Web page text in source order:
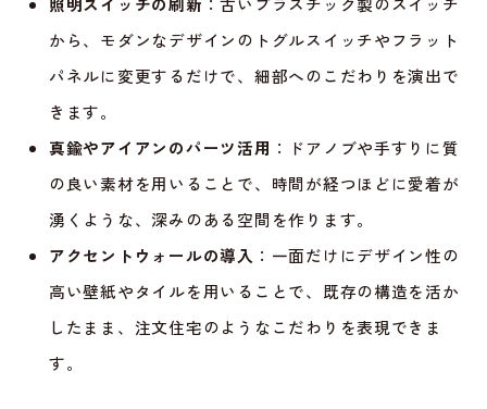
から、モダンなデザインのトグルスイッチやフラット
パネルに変更するだけで、細部へのこだわりを演出で
きます。
真鍮やアイアンのパーツ活用 ：ドアノブや手すりに質
の良い素材を用いることで、時間が経つほどに愛着が
湧くような、深みのある空間を作ります。
アクセントウォールの導入 ：一面だけにデザイン性の
高い壁紙やタイルを用いることで、既存の構造を活か
したまま、注文住宅のようなこだわりを表現できま
す。